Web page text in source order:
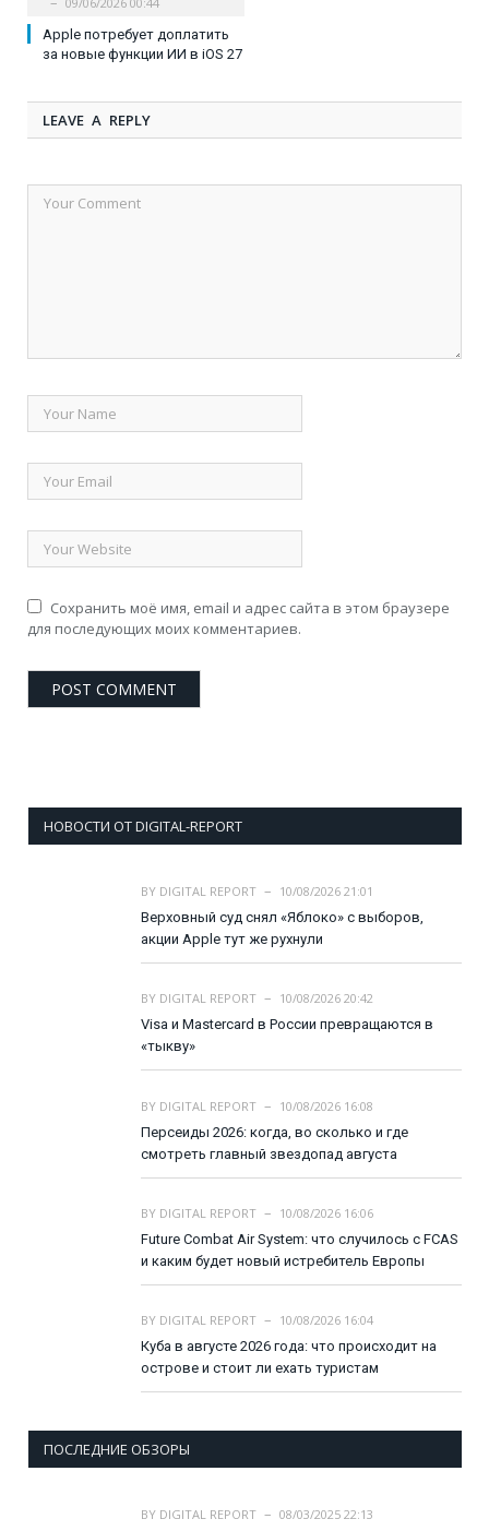
Apple потребует доплатить
за новые функции ИИ в iOS 27
LEAVE A REPLY
Сохранить моё имя, email и адрес сайта в этом браузере
для последующих моих комментариев.
НОВОСТИ ОТ DIGITAL-REPORT
BY DIGITAL REPORT
10/08/2026 21:01
Верховный суд снял «Яблоко» с выборов,
акции Apple тут же рухнули
BY DIGITAL REPORT
10/08/2026 20:42
Visa и Mastercard в России превращаются в
«тыкву»
BY DIGITAL REPORT
10/08/2026 16:08
Персеиды 2026: когда, во сколько и где
смотреть главный звездопад августа
BY DIGITAL REPORT
10/08/2026 16:06
Future Combat Air System: что случилось с FCAS
и каким будет новый истребитель Европы
BY DIGITAL REPORT
10/08/2026 16:04
Куба в августе 2026 года: что происходит на
острове и стоит ли ехать туристам
ПОСЛЕДНИЕ ОБЗОРЫ
BY DIGITAL REPORT
08/03/2025 22:13